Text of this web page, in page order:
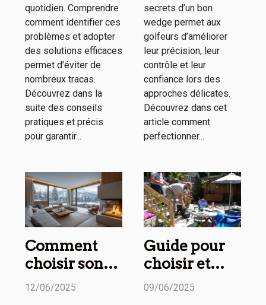
quotidien. Comprendre
comment identifier ces
problèmes et adopter
des solutions efficaces
permet d’éviter de
nombreux tracas.
Découvrez dans la
suite des conseils
pratiques et précis
pour garantir...
secrets d’un bon
wedge permet aux
golfeurs d’améliorer
leur précision, leur
contrôle et leur
confiance lors des
approches délicates.
Découvrez dans cet
article comment
perfectionner...
Comment
choisir son
appartement
12/06/2025
Guide pour
choisir et
installer un
09/06/2025